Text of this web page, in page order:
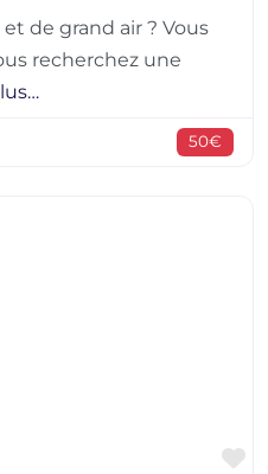
de grand air ? Vous
recherchez une
50€